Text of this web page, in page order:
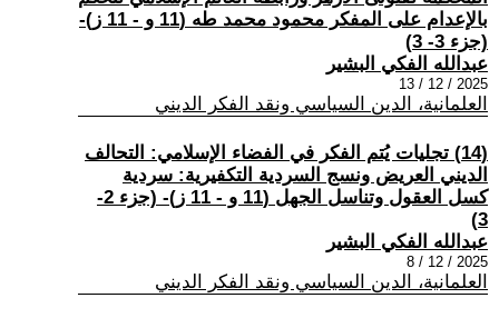
بالإعدام على المفكر محمود محمد طه (11 و - 11 ز)-
(جزء 3- 3)
عبدالله الفكي البشير
2025 / 12 / 13
العلمانية، الدين السياسي ونقد الفكر الديني
(14) تجليات يُتم الفكر في الفضاء الإسلامي: التحالف
الديني العريض ونسج السردية التكفيرية: سردية
كسل العقول وتناسل الجهل (11 و - 11 ز)- (جزء 2-
3)
عبدالله الفكي البشير
2025 / 12 / 8
العلمانية، الدين السياسي ونقد الفكر الديني